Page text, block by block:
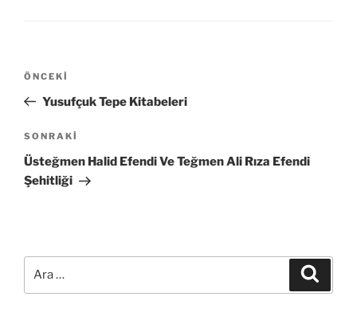
Yazı
Önceki
Yazı
ÖNCEKI
Yusufçuk Tepe Kitabeleri
Sonraki
Yazı
SONRAKI
Üsteğmen Halid Efendi Ve Teğmen Ali Rıza Efendi
Şehitliği